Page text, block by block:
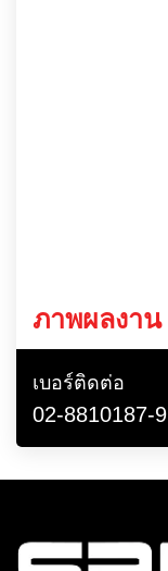
ภาพผลงาน
เบอร์ติดต่อ
02-8810187-9